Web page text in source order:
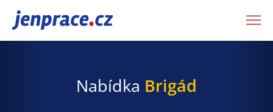
JenPráce.cz
Nabídka Brigád